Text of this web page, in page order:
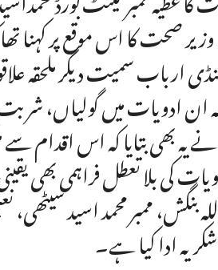
وزیر صحت کا اس موقع پر کہنا
ارباب سمیت دیگر
کہ ان ادویات میں گولیاں،
یہ بھی بتایا کہ اس اقدام
کی بلا تعطل فراہمی
بنگش، ممبر محمد اسید
ادا کیا ہے۔